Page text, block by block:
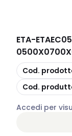
ETA-
copia
Cod.
copia
Cod.
Accedi per